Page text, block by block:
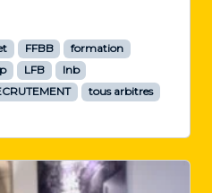
FFBB
formation
LFB
lnb
tous arbitres